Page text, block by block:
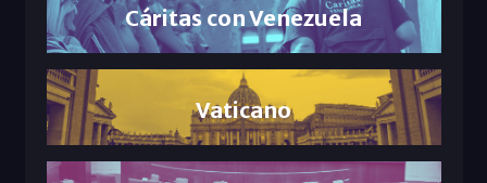
Cáritas con Venezuela
Vaticano